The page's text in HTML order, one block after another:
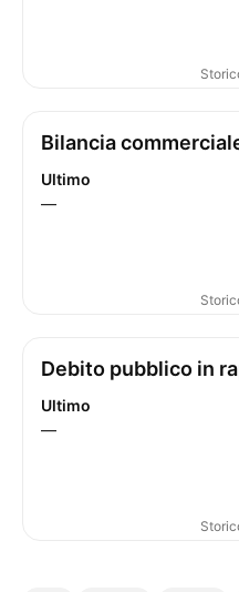
Bilancia
Ultimo
—
Debito pubblico in
Ultimo
—